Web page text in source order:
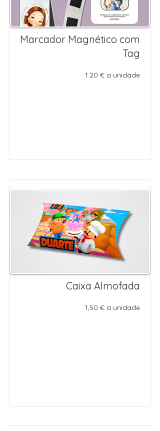
Marcador Magnético com
Tag
1.20 € a unidade
Caixa Almofada
1,50 € a unidade